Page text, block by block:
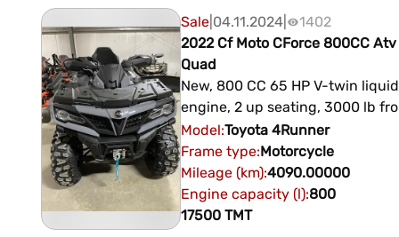
Адрес электронной почты
suhanowaannnabat@gmail.com
Sale 04.11.2024
1402
2022 Cf Moto CForce 800CC
Quad
New, 800 CC 65 HP V-twin
engine, 2 up seating, 3000 lb
automotive grade paint, 14″
electronic power steering,
suspension, 4WD, 2″ hitch
870 lb towing capacity. Price
freight and setup charges. 2022 Cf Moto
Model:Toyota 4Runner
Frame type:Motorcycle
Mileage (km):4090.00000
Engine capacity (l):800
17500 TMT